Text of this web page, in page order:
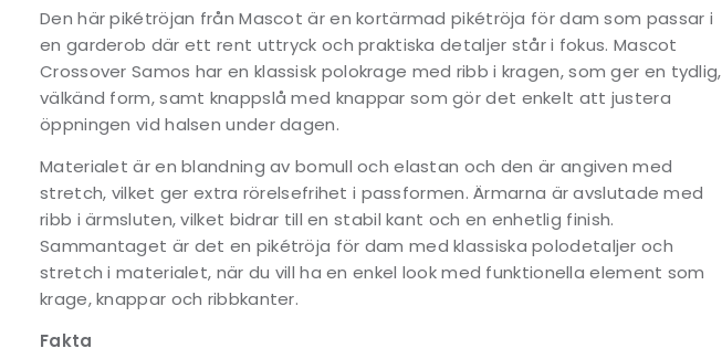
Den här pikétröjan från Mascot är en kortärmad pikétröja för dam som passar i
en garderob där ett rent uttryck och praktiska detaljer står i fokus. Mascot
Crossover Samos har en klassisk polokrage med ribb i kragen, som ger en tydlig,
välkänd form, samt knappslå med knappar som gör det enkelt att justera
öppningen vid halsen under dagen.
Materialet är en blandning av bomull och elastan och den är angiven med
stretch, vilket ger extra rörelsefrihet i passformen. Ärmarna är avslutade med
ribb i ärmsluten, vilket bidrar till en stabil kant och en enhetlig finish.
Sammantaget är det en pikétröja för dam med klassiska polodetaljer och
stretch i materialet, när du vill ha en enkel look med funktionella element som
krage, knappar och ribbkanter.
Fakta